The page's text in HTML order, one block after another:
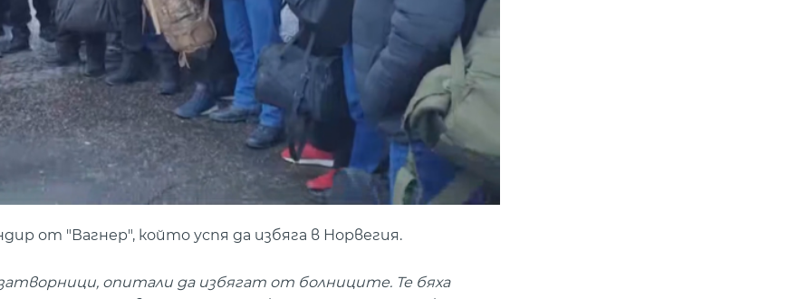
от "Вагнер", който успя да избяга в Норвегия.
опитали да избягат от болниците. Те бяха